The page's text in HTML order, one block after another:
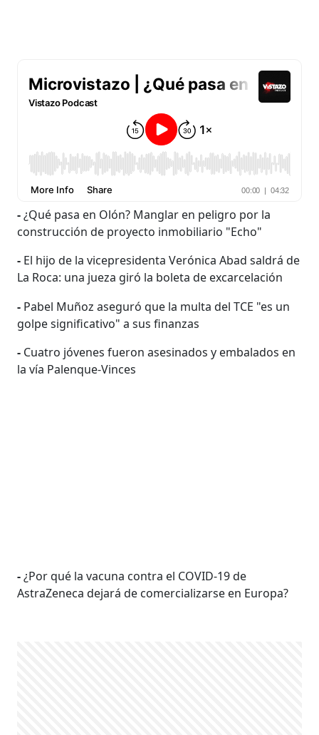
-¿Qué pasa en Olón? Manglar en peligro por la
construcción de proyecto inmobiliario "Echo"
- El hijo de la vicepresidenta Verónica Abad saldrá de
La Roca: una jueza giró la boleta de excarcelación
- Pabel Muñoz aseguró que la multa del TCE "es un
golpe significativo" a sus finanzas
- Cuatro jóvenes fueron asesinados y embalados en
la vía Palenque-Vinces
-¿Por qué la vacuna contra el COVID-19 de
AstraZeneca dejará de comercializarse en Europa?